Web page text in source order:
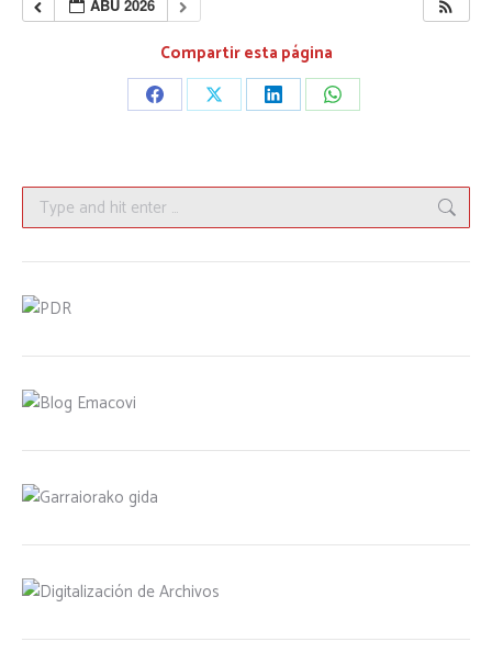
ABU 2026
Compartir esta página
Share Share Share Share
Search: